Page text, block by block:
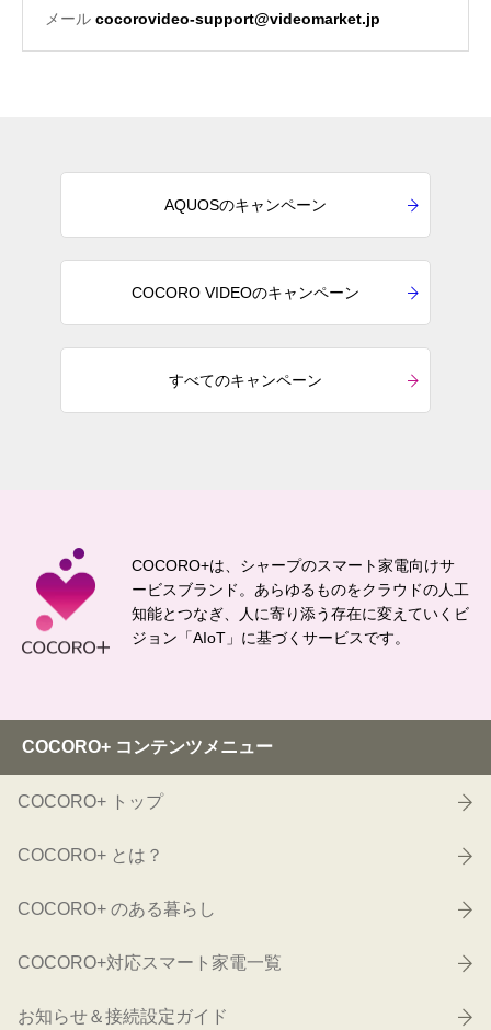
メール cocorovideo-support@videomarket.jp
AQUOSのキャンペーン
COCORO VIDEOのキャンペーン
すべてのキャンペーン
COCORO+は、シャープのスマート家電向けサ
ービスブランド。 あらゆるものをクラウドの人工
知能とつなぎ、
人に寄り添う存在に変えていくビ
ジョン「AIoT」に基づくサービスです。
COCORO+ コンテンツメニュー
COCORO+ トップ
COCORO+ とは？
COCORO+ のある暮らし
COCORO+対応スマート家電一覧
お知らせ＆接続設定ガイド